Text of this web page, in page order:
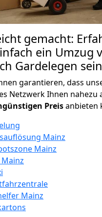
gemacht:
ein Umzug
Gardelegen
garantieren, dass
Netzwerk Ihnen nahezu
Preisanbieten
Mainz
Mainz
Mainz